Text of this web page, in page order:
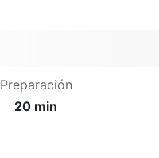
Preparación
20 min